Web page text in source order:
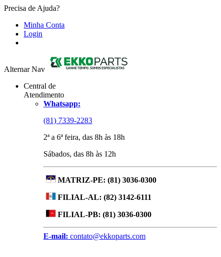
Precisa de Ajuda?
Minha Conta
Login
Alternar Nav
Central de
Atendimento
Whatsapp:
(81) 7339-2283
2ª a 6ª feira, das 8h às 18h
Sábados, das 8h às 12h
MATRIZ-PE: (81) 3036-0300
FILIAL-AL: (82) 3142-6111
FILIAL-PB: (81) 3036-0300
E-mail: contato@ekkoparts.com